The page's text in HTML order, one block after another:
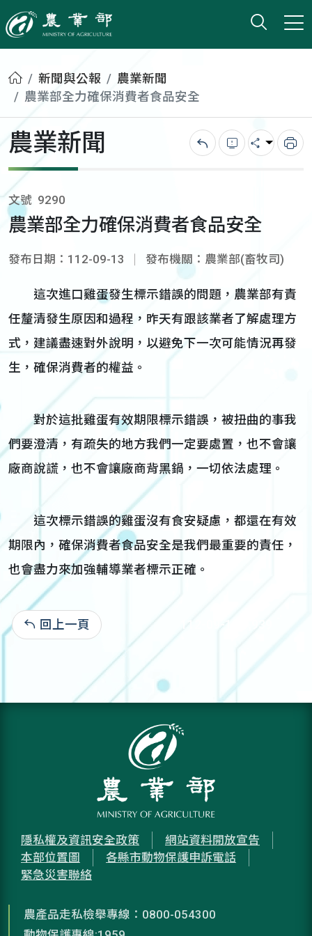
農業部
打開
小版
首頁新聞與公報
農業新聞
農業部全力確保消費者食品安全
農業新聞 回上一頁錯誤回報
分享 列
文號 9290
農業部全力確保消費者食品安全
發布日期：112-09-13 發布機關：農業部(畜牧司)
這次進口雞蛋發生標示錯誤的問題，農業部有責
任釐清發生原因和過程，昨天有跟該業者了解處理方
式，建議盡速對外說明，以避免下一次可能情況再發
生，確保消費者的權益。
對於這批雞蛋有效期限標示錯誤，被扭曲的事我
們要澄清，有疏失的地方我們一定要處置，也不會讓
廠商說謊，也不會讓廠商背黑鍋，一切依法處理。
這次標示錯誤的雞蛋沒有食安疑慮，都還在有效
期限內，確保消費者食品安全是我們最重要的責任，
也會盡力來加強輔導業者標示正確。
回上一頁 112-09-13:1,939
隱私權及資訊安全政策
網站資料開放宣告
本部位置圖
各縣市動物保護申訴電話
緊急災害聯絡
農產品走私檢舉專線：0800-054300